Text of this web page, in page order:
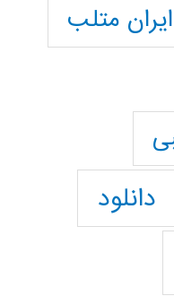
ایران متلب
دانلود